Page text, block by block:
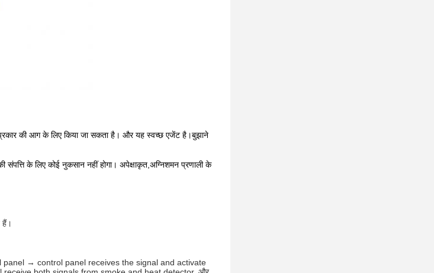
की आग के लिए किया जा सकता है। और यह स्वच्छ एजेंट है।बुझाने
के लिए कोई नुकसान नहीं होगा। अपेक्षाकृत,अग्निशमन प्रणाली के
हैं।
→ control panel receives the signal and activate